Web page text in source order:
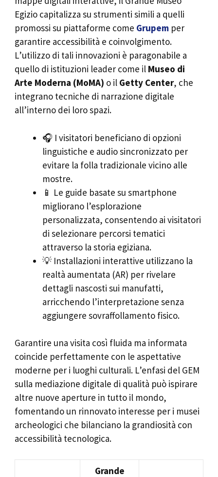
Egizio capitalizza su strumenti simili a quelli
promossi su piattaforme come Grupem per
garantire accessibilità e coinvolgimento.
L’utilizzo di tali innovazioni è paragonabile a
quello di istituzioni leader come il Museo di
Arte Moderna (MoMA) o il Getty Center, che
integrano tecniche di narrazione digitale
all’interno dei loro spazi.
🎧 I visitatori beneficiano di opzioni
linguistiche e audio sincronizzato per
evitare la folla tradizionale vicino alle
mostre.
📱 Le guide basate su smartphone
migliorano l’esplorazione
personalizzata, consentendo ai visitatori
di selezionare percorsi tematici
attraverso la storia egiziana.
💡 Installazioni interattive utilizzano la
realtà aumentata (AR) per rivelare
dettagli nascosti sui manufatti,
arricchendo l’interpretazione senza
aggiungere sovraffollamento fisico.
Garantire una visita così fluida ma informata
coincide perfettamente con le aspettative
moderne per i luoghi culturali. L’enfasi del GEM
sulla mediazione digitale di qualità può ispirare
altre nuove aperture in tutto il mondo,
fomentando un rinnovato interesse per i musei
archeologici che bilanciano la grandiosità con
accessibilità tecnologica.
Grande